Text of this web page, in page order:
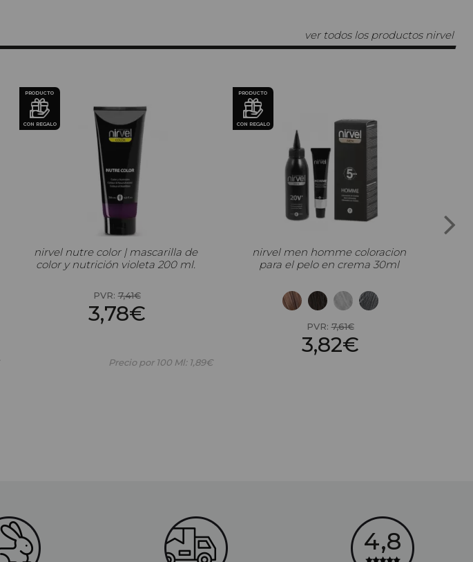
ver todos los productos nirvel
PRODUCTO
CON REGALO
nirvel nutre color | mascarilla de
color y nutrición violeta 200 ml.
PVR:7,41€
3,78€
Precio por 100 Ml: 1,89€
PRODUCTO
CON REGALO
nirvel men homme coloracion
para el pelo en crema 30ml
PVR:7,61€
3,82€